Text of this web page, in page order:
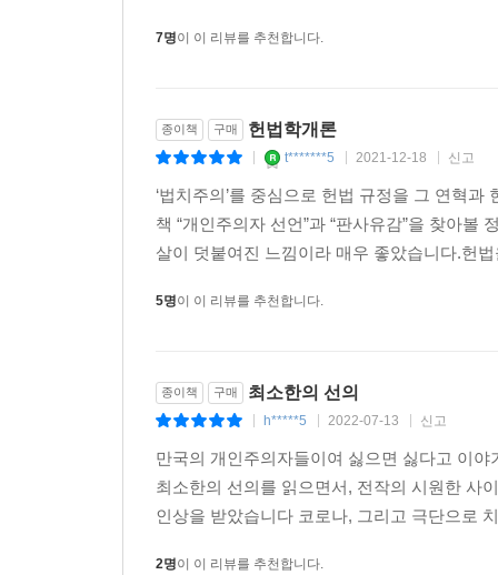
인간은 타인에게 피해를 끼치지 않는 이상 얼마든
모든 사회적 이슈마다 여론은 팽팽하게 갈리
범죄자에게 사형을 구형해야 한다는 목소리가
터무니없이 부족해 보이는 경우가 많다. 이런 사태
때문이라고 말한다. 법이 인간 사이에 필요한 ‘
예전부터 피고인의 호소를 잘 경청하고 선처를
법관은 모질다, 모났다는 소리를 듣는다. 왜일
반하여 피고인과 그 가족, 변호인 들은 목숨을 걸
가득해진다. 그리고 변호사는 피고인의 입장을
7명이 이 리뷰를 추천합니다.
종이책 구매 헌법학개론
t*******5 2021-12-18 신고
‘법치주의’를 중심으로 헌법 규정을 그 연혁
책 “개인주의자 선언”과 “판사유감”을 찾아
살이 덧붙여진 느낌이라 매우 좋았습니다.헌
5명이 이 리뷰를 추천합니다.
종이책 구매 최소한의 선의
h*****5 2022-07-13 신고
만국의 개인주의자들이여 싫으면 싫다고 이
최소한의 선의를 읽으면서, 전작의 시원한 사
인상을 받았습니다 코로나, 그리고 극단으로
2명이 이 리뷰를 추천합니다.